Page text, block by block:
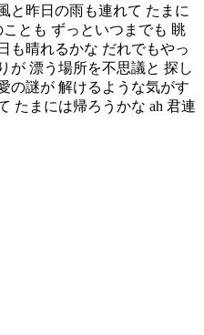
と昨日の雨も連れて たまに
とも ずっといつまでも 眺
も晴れるかな だれでもやっ
が 漂う場所を不思議と 探し
の謎が 解けるような気がす
たまには帰ろうかな ah 君連